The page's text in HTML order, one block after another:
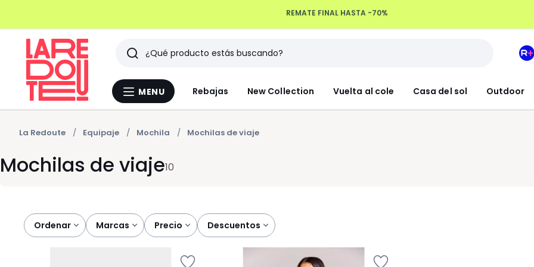
Devoluciones hasta 100 días
Menu
MENU Rebajas New Collection Vuelta al cole Casa del sol Outdoor
Buscar
Últimos
artículos
vistos
Mi
La Redoute Equipaje Mochila Mochilas de viaje
Mochilas de viaje10
Ordenar marcas precio descuentos